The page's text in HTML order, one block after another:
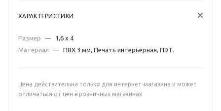
ХАРАКТЕРИСТИКИ
Размер —
1,6 х 4
Материал
— ПВХ 3 мм, Печать интерьерная, ПЭТ.
Цена действительна только для интернет-магазина и может
отличаться от цен в розничных магазинах